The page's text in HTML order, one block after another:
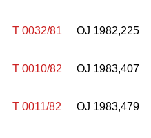
T 0032/81 OJ 1982,225
T 0010/82 OJ 1983,407
T 0011/82 OJ 1983,479